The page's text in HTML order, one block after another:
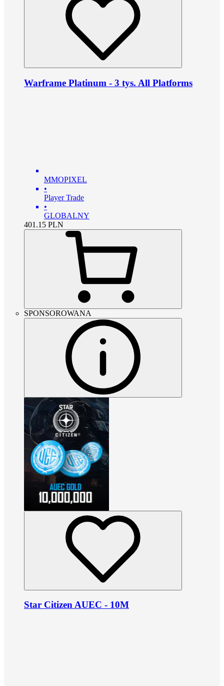
Warframe Platinum - 3 tys. All Platforms
MMOPIXEL
•
Player Trade
•
GLOBALNY
401.15 PLN
SPONSOROWANA
Star Citizen AUEC - 10M